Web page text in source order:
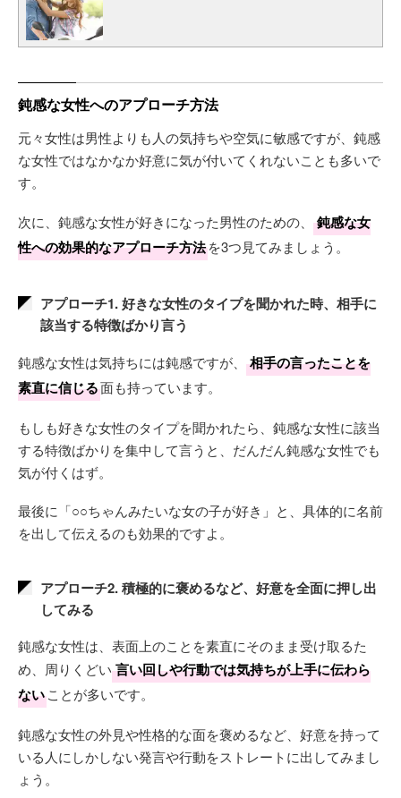
鈍感な女性へのアプローチ方法
元々女性は男性よりも人の気持ちや空気に敏感ですが、鈍感
な女性ではなかなか好意に気が付いてくれないことも多いで
す。
次に、鈍感な女性が好きになった男性のための、
鈍感な女
性への効果的なアプローチ方法を3つ見てみましょう。
アプローチ1. 好きな女性のタイプを聞かれた時、相手に
該当する特徴ばかり言う
鈍感な女性は気持ちには鈍感ですが、
相手の言ったことを
素直に信じる面も持っています。
もしも好きな女性のタイプを聞かれたら、鈍感な女性に該当
する特徴ばかりを集中して言うと、だんだん鈍感な女性でも
気が付くはず。
最後に「○○ちゃんみたいな女の子が好き」と、具体的に名前
を出して伝えるのも効果的ですよ。
アプローチ2. 積極的に褒めるなど、好意を全面に押し出
してみる
鈍感な女性は、表面上のことを素直にそのまま受け取るた
め、周りくどい 言い回しや行動では気持ちが上手に伝わら
ないことが多いです。
鈍感な女性の外見や性格的な面を褒めるなど、好意を持って
いる人にしかしない発言や行動をストレートに出してみまし
ょう。